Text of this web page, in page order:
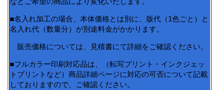
■名入れ加工の場合、本体価格とは別に、版代（1色ごと）と
名入れ代（数量分）が別途料金がかかります。
販売価格については、見積書にて詳細をご確認ください。
■フルカラー印刷対応品は、（転写プリント・インクジェッ
トプリントなど）商品詳細ページに対応の可否について記載
しておりますので、ご確認ください。